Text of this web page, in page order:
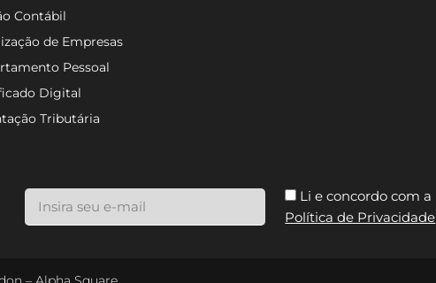
Contábil
de Empresas
Pessoal
Digital
Tributária
Li e concordo com a
Política de Privacidade